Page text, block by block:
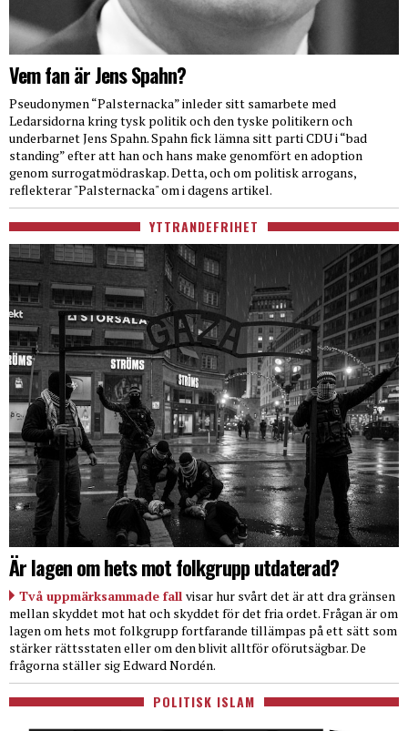
Vem fan är Jens Spahn?
Pseudonymen “Palsternacka” inleder sitt samarbete med
Ledarsidorna kring tysk politik och den tyske politikern och
underbarnet Jens Spahn. Spahn fick lämna sitt parti CDU i “bad
standing” efter att han och hans make genomfört en adoption
genom surrogatmödraskap. Detta, och om politisk arrogans,
reflekterar "Palsternacka" om i dagens artikel.
YTTRANDEFRIHET
Är lagen om hets mot folkgrupp utdaterad?
Två uppmärksammade fall visar hur svårt det är att dra gränsen
mellan skyddet mot hat och skyddet för det fria ordet. Frågan är om
lagen om hets mot folkgrupp fortfarande tillämpas på ett sätt som
stärker rättsstaten eller om den blivit alltför oförutsägbar. De
frågorna ställer sig Edward Nordén.
POLITISK ISLAM